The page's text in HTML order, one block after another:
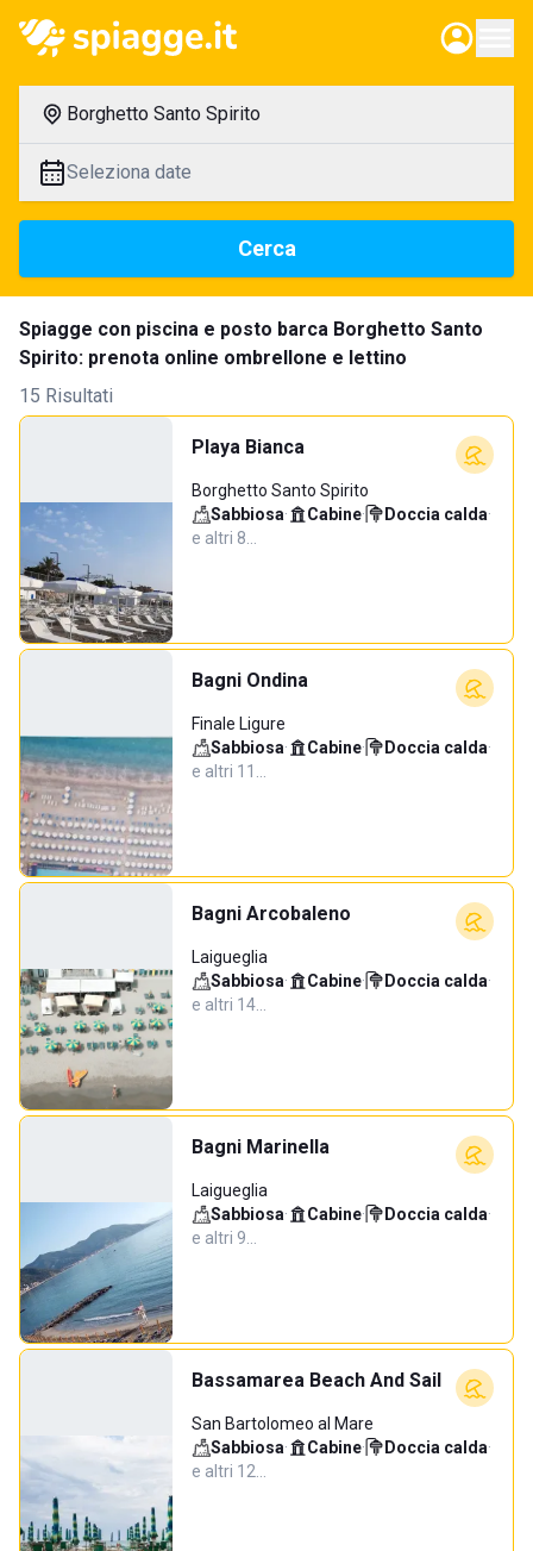
Borghetto Santo Spirito
Seleziona date
Cerca
Spiagge con piscina e posto barca Borghetto Santo
Spirito: prenota online ombrellone e lettino
15 Risultati
Playa Bianca
Borghetto Santo Spirito
Sabbiosa· Cabine· Doccia calda·
e altri 8…
Bagni Ondina
Finale Ligure
Sabbiosa· Cabine· Doccia calda·
e altri 11…
Bagni Arcobaleno
Laigueglia
Sabbiosa· Cabine· Doccia calda·
e altri 14…
Bagni Marinella
Laigueglia
Sabbiosa· Cabine· Doccia calda·
e altri 9…
Bassamarea Beach And Sail
San Bartolomeo al Mare
Sabbiosa· Cabine· Doccia calda·
e altri 12…